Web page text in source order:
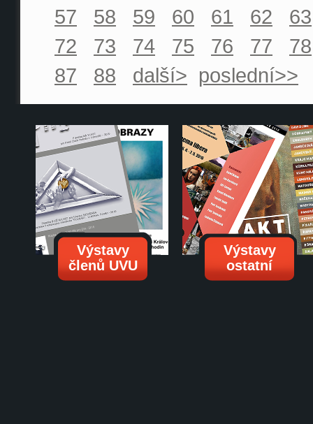
57
58 59 60 61 62
63
72
73 74 75 76 77
78
87
88 další> poslední>>
Výstavy
členů UVU
Výstavy
ostatní